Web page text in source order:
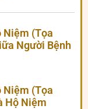
Niệm (Tọa
Người Bệnh
Niệm (Tọa
Hộ Niệm